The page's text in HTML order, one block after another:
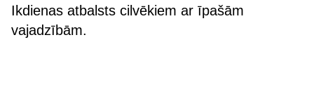
Ikdienas atbalsts cilvēkiem ar īpašām
vajadzībām.